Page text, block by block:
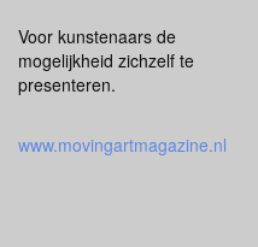
Voor kunstenaars de
mogelijkheid zichzelf te
presenteren.
www.movingartmagazine.nl